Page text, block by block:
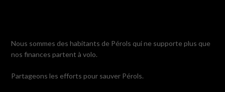
Nous sommes des habitants de Pérols qui ne supporte plus que
nos finances partent à volo.
Partageons les efforts pour sauver Pérols.